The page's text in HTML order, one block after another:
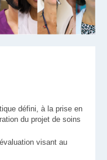
défini, à la prise en
du projet de soins
visant au